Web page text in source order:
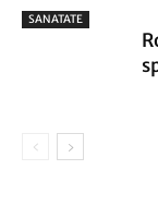
SANATATE